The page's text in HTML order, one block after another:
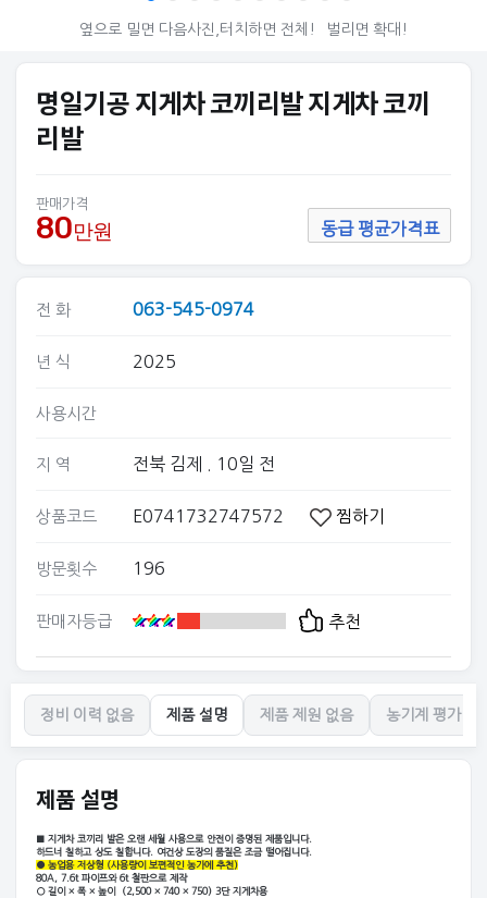
옆으로 밀면 다음사진,터치하면 전체! 벌리면 확대!
명일기공 지게차 코끼리발 지게차 코끼
리발
판매가격
80만원 동급 평균가격표
전 화 063-545-0974
년 식 2025
사용시간
지 역 전북 김제 . 10일 전
상품코드 E0741732747572 찜하기
방문횟수 196
판매자등급 추천
정비 이력 없음 제품 설명 제품 제원 없음 농기계 평가 없
제품 설명
■ 지게차 코끼리 발은 오랜 세월 사용으로 안전이 증명된 제품입니다.
하드너 칠하고 상도 칠합니다. 여건상 도장의 품질은 조금 떨어집니다.
● 농업용 저상형 (사용량이 보편적인 농가에 추천)
80A, 7.6t 파이프와 6t 철판으로 제작
○ 길이 × 폭 × 높이
(2,500 × 740 × 750) 3단 지게차용